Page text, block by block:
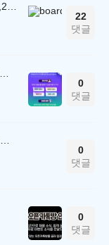
🥇왕초보의 특급취업전략! 합격자 22,244명 배출한 전문가와 함께 직무탐색부터 면접까지 완벽대비
22
댓글
🌟최종합격 후기 이벤트🌟 참여자 '전원' 백화점상품권 증정
0
댓글
필독🚨최종합격 후기 작성 안내 및 유의사항
0
댓글
0
댓글